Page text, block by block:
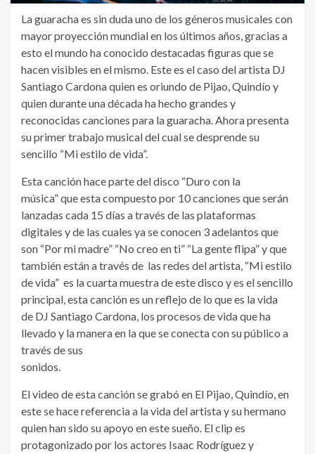
La guaracha es sin duda uno de los géneros musicales con
mayor proyección mundial en los últimos años, gracias a
esto el mundo ha conocido destacadas figuras que se
hacen visibles en el mismo. Este es el caso del artista DJ
Santiago Cardona quien es oriundo de Pijao, Quindío y
quien durante una década ha hecho grandes y
reconocidas canciones para la guaracha. Ahora presenta
su primer trabajo musical del cual se desprende su
sencillo “Mi estilo de vida”.
Esta canción hace parte del disco “Duro con la
música” que esta compuesto por 10 canciones que serán
lanzadas cada 15 días a través de las plataformas
digitales y de las cuales ya se conocen 3 adelantos que
son “Por mi madre” “No creo en ti” “La gente flipa” y que
también están a través de las redes del artista, “Mi estilo
de vida” es la cuarta muestra de este disco y es el sencillo
principal, esta canción es un reflejo de lo que es la vida
de DJ Santiago Cardona, los procesos de vida que ha
llevado y la manera en la que se conecta con su público a
través de sus
sonidos.
El video de esta canción se grabó en El Pijao, Quindío, en
este se hace referencia a la vida del artista y su hermano
quien han sido su apoyo en este sueño. El clip es
protagonizado por los actores Isaac Rodríguez y